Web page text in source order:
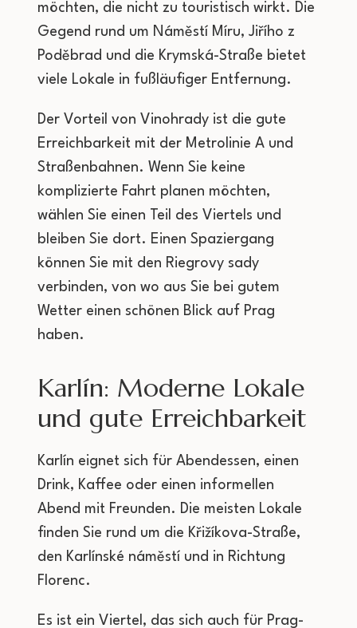
möchten, die nicht zu touristisch wirkt. Die
Gegend rund um Náměstí Míru, Jiřího z
Poděbrad und die Krymská-Straße bietet
viele Lokale in fußläufiger Entfernung.
Der Vorteil von Vinohrady ist die gute
Erreichbarkeit mit der Metrolinie A und
Straßenbahnen. Wenn Sie keine
komplizierte Fahrt planen möchten,
wählen Sie einen Teil des Viertels und
bleiben Sie dort. Einen Spaziergang
können Sie mit den Riegrovy sady
verbinden, von wo aus Sie bei gutem
Wetter einen schönen Blick auf Prag
haben.
Karlín: Moderne Lokale
und gute Erreichbarkeit
Karlín eignet sich für Abendessen, einen
Drink, Kaffee oder einen informellen
Abend mit Freunden. Die meisten Lokale
finden Sie rund um die Křižíkova-Straße,
den Karlínské náměstí und in Richtung
Florenc.
Es ist ein Viertel, das sich auch für Prag-